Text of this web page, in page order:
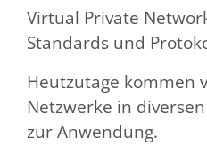
Virtual Private
Standards und
Heutzutage kommen
Netzwerke in
zur Anwendung.